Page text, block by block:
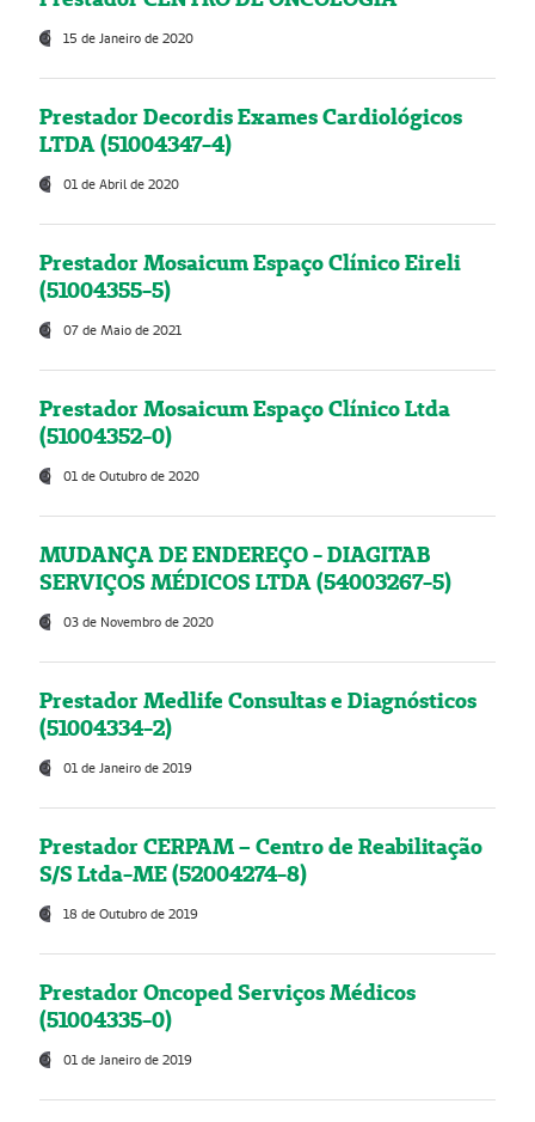
15 de Janeiro de 2020
Prestador Decordis Exames Cardiológicos
LTDA (51004347-4)
01 de Abril de 2020
Prestador Mosaicum Espaço Clínico Eireli
(51004355-5)
07 de Maio de 2021
Prestador Mosaicum Espaço Clínico Ltda
(51004352-0)
01 de Outubro de 2020
MUDANÇA DE ENDEREÇO - DIAGITAB
SERVIÇOS MÉDICOS LTDA (54003267-5)
03 de Novembro de 2020
Prestador Medlife Consultas e Diagnósticos
(51004334-2)
01 de Janeiro de 2019
Prestador CERPAM – Centro de Reabilitação
S/S Ltda-ME (52004274-8)
18 de Outubro de 2019
Prestador Oncoped Serviços Médicos
(51004335-0)
01 de Janeiro de 2019